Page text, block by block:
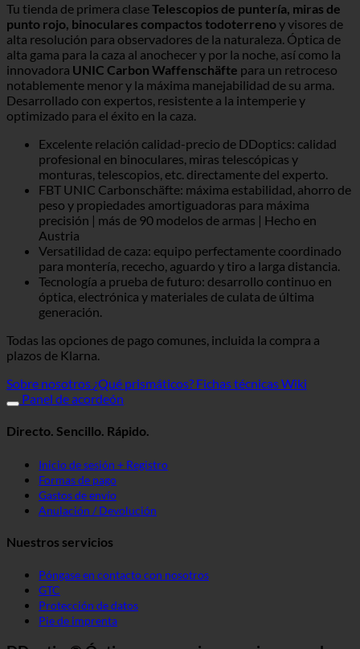
Tu tienda de primera claseTelescopios de puntería, miras de
punto rojo, binoculares compactos todoterrenoy visores de
alta resolución para observadores de la naturaleza. Óptica de
alta gama para la caza al anochecer y por la noche, así como la
innovadora UNIC Carbon Waffenschäfte para un retroceso
notablemente menor y la máxima manejabilidad de su arma.
Desarrollado con expertos, resistente a la intemperie y
optimizado para el éxito en la caza.
Excelente relación calidad-precio de DDoptics: calidad
profesional en binoculares, miras telescópicas y
monturas, telescopios, etc. directamente del experto.
FBT UNIC Carbonschäfte: máxima estabilidad, ahorro de
peso y propiedades amortiguadoras para máxima
precisión | más de 90 modelos de armas | Hecho en
Austria
Versatilidad de caza: equipo perfectamente coordinado
para montería, rececho, aguardo y tiro a larga distancia.
Tecnología a prueba de futuro: desarrollo continuo en
óptica, electrónica y materiales de culata de última
generación.
Todas las opciones de pago comunes, incluida la compra a
plazos de Klarna.
Sobre nosotros ¿Qué prismáticos? Fichas técnicas Wiki
Panel de acordeón
Directo. Sencillo. Rápido.
Inicio de sesión + Registro
Formas de pago
Gastos de envío
Anulación / Devolución
Nuestros servicios
Póngase en contacto con nosotros
GTC
Protección de datos
Pie de imprenta